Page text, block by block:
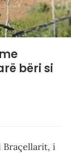
bëri si
Braçellarit, i